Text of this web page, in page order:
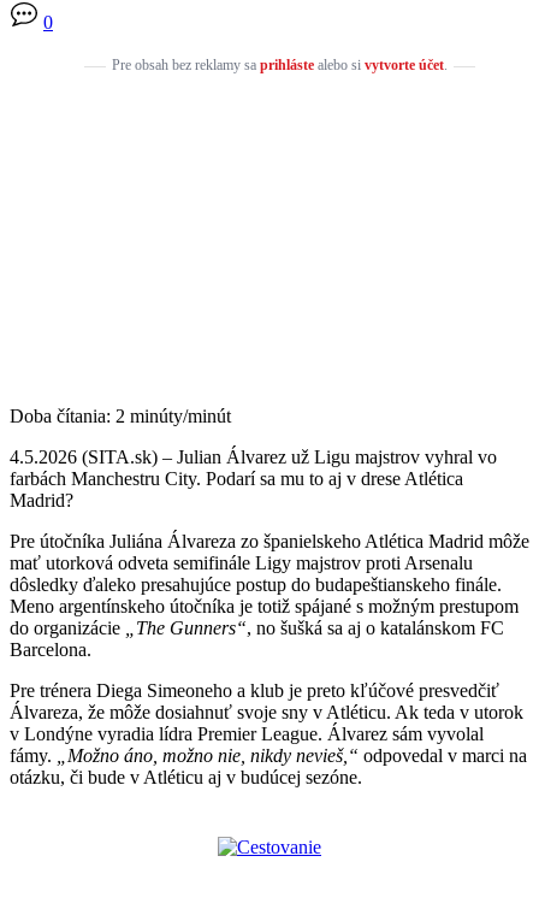
0
Pre obsah bez reklamy sa prihlástealebo si vytvorte účet.
Doba čítania: 2 minúty/minút
4.5.2026 (SITA.sk) – Julian Álvarez už Ligu majstrov vyhral vo
farbách Manchestru City. Podarí sa mu to aj v drese Atlética
Madrid?
Pre útočníka Juliána Álvareza zo španielskeho Atlética Madrid môže
mať utorková odveta semifinále Ligy majstrov proti Arsenalu
dôsledky ďaleko presahujúce postup do budapeštianskeho finále.
Meno argentínskeho útočníka je totiž spájané s možným prestupom
do organizácie
„The Gunners“, no šušká sa aj o katalánskom FC
Barcelona.
Pre trénera Diega Simeoneho a klub je preto kľúčové presvedčiť
Álvareza, že môže dosiahnuť svoje sny v Atléticu. Ak teda v utorok
v Londýne vyradia lídra Premier League. Álvarez sám vyvolal
fámy.
„Možno áno, možno nie, nikdy nevieš,“ odpovedal v marci na
otázku, či bude v Atléticu aj v budúcej sezóne.